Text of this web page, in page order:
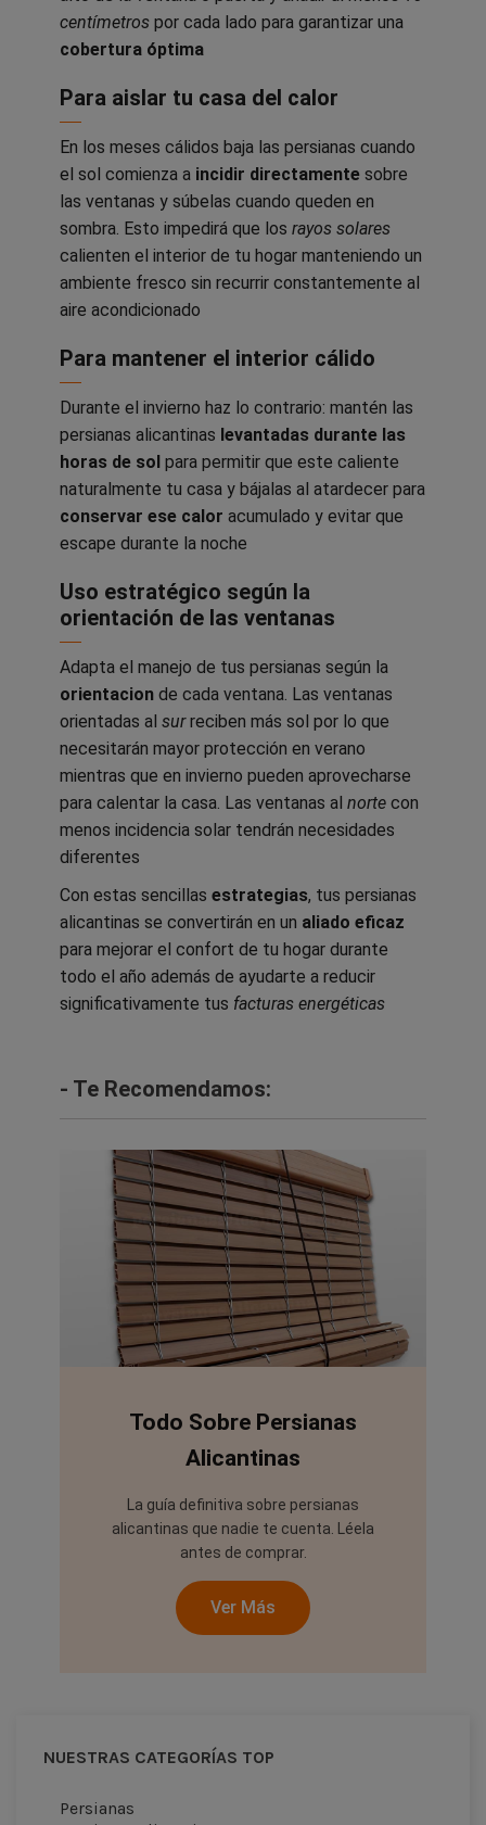
centímetros por cada lado para garantizar una
cobertura óptima
Para aislar tu casa del calor
En los meses cálidos baja las persianas cuando
el sol comienza a incidir directamente sobre
las ventanas y súbelas cuando queden en
sombra. Esto impedirá que los rayos solares
calienten el interior de tu hogar manteniendo un
ambiente fresco sin recurrir constantemente al
aire acondicionado
Para mantener el interior cálido
Durante el invierno haz lo contrario: mantén las
persianas alicantinas levantadas durante las
horas de sol para permitir que este caliente
naturalmente tu casa y bájalas al atardecer para
conservar ese calor acumulado y evitar que
escape durante la noche
Uso estratégico según la
orientación de las ventanas
Adapta el manejo de tus persianas según la
orientacion de cada ventana. Las ventanas
orientadas al surreciben más sol por lo que
necesitarán mayor protección en verano
mientras que en invierno pueden aprovecharse
para calentar la casa. Las ventanas al norte con
menos incidencia solar tendrán necesidades
diferentes
Con estas sencillas estrategias, tus persianas
alicantinas se convertirán en un aliado eficaz
para mejorar el confort de tu hogar durante
todo el año además de ayudarte a reducir
significativamente tus facturas energéticas
- Te Recomendamos:
Todo Sobre Persianas
Alicantinas
La guía definitiva sobre persianas
alicantinas que nadie te cuenta. Léela
antes de comprar.
Ver Más
NUESTRAS CATEGORÍAS TOP
Persianas